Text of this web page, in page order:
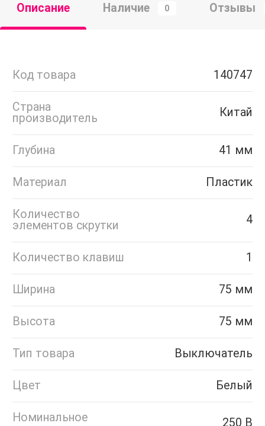
Описание Наличие 0 Отзывы
Код товара 140747
Страна
производитель
Китай
Глубина 41 мм
Материал Пластик
Количество
элементов скрутки
4
Количество клавиш 1
Ширина 75 мм
Высота 75 мм
Тип товара Выключатель
Цвет Белый
Номинальное
250 В